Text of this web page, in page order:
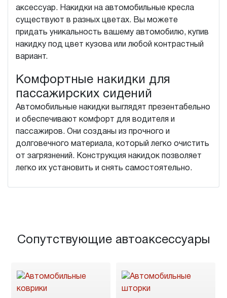
аксессуар. Накидки на автомобильные кресла
существуют в разных цветах. Вы можете
придать уникальность вашему автомобилю, купив
накидку под цвет кузова или любой контрастный
вариант.
Комфортные накидки для
пассажирских сидений
Автомобильные накидки выглядят презентабельно
и обеспечивают комфорт для водителя и
пассажиров. Они созданы из прочного и
долговечного материала, который легко очистить
от загрязнений. Конструкция накидок позволяет
легко их установить и снять самостоятельно.
Сопутствующие автоаксессуары